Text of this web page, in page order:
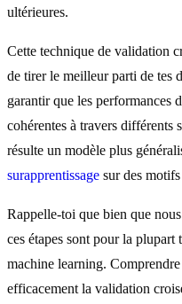
ultérieures.
Cette technique de validation
de tirer le meilleur parti de tes
garantir que les performances
cohérentes à travers différents
résulte un modèle plus
surapprentissage sur des
Rappelle-toi que bien que
ces étapes sont pour la plupart
machine learning.
efficacement la validation